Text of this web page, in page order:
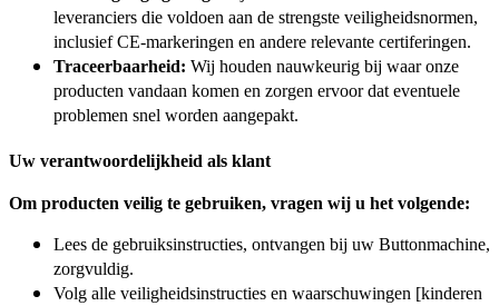
leveranciers die voldoen aan de strengste veiligheidsnormen,
inclusief CE-markeringen en andere relevante certiferingen.
Traceerbaarheid: Wij houden nauwkeurig bij waar onze
producten vandaan komen en zorgen ervoor dat eventuele
problemen snel worden aangepakt.
Uw verantwoordelijkheid als klant
Om producten veilig te gebruiken, vragen wij u het volgende:
Lees de gebruiksinstructies, ontvangen bij uw Buttonmachine,
zorgvuldig.
Volg alle veiligheidsinstructies en waarschuwingen [kinderen